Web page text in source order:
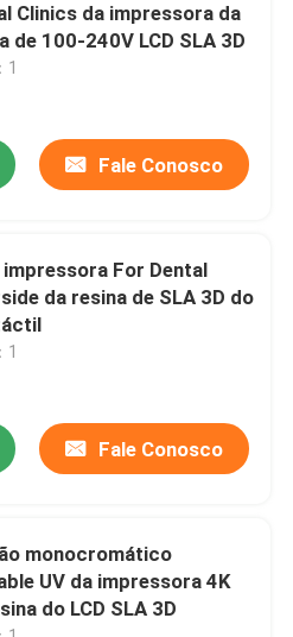
do laser
3D
Clinics da impressora da
de 100-240V LCD SLA 3D
1
Fale Conosco
For Dental
da resina de SLA 3D do
1
Fale Conosco
monocromático
UV da impressora 4K
do LCD SLA 3D